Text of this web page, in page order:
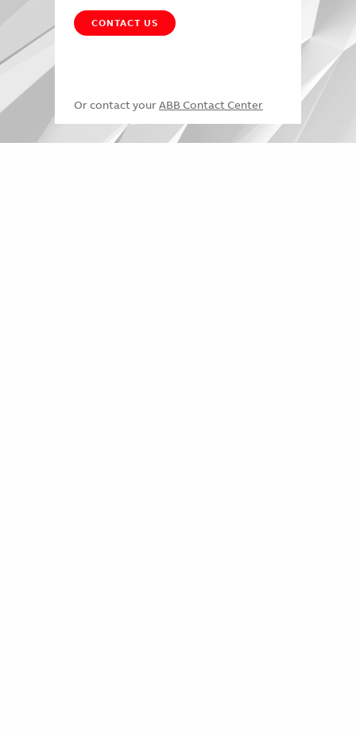
CONTACT US
Or contact your ABB Contact Center